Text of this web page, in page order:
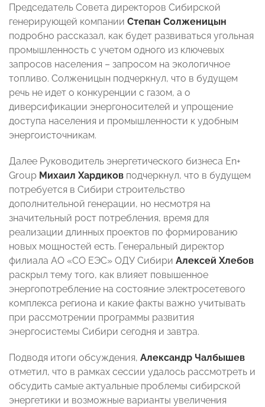
Председатель Совета директоров Сибирской
генерирующей компании Степан Солженицын
подробно рассказал, как будет развиваться угольная
промышленность с учетом одного из ключевых
запросов населения – запросом на экологичное
топливо. Солженицын подчеркнул, что в будущем
речь не идет о конкуренции с газом, а о
диверсификации энергоносителей и упрощение
доступа населения и промышленности к удобным
энергоисточникам.
Далее Руководитель энергетического бизнеса En+
Group Михаил Хардиков подчеркнул, что в будущем
потребуется в Сибири строительство
дополнительной генерации, но несмотря на
значительный рост потребления, время для
реализации длинных проектов по формированию
новых мощностей есть. Генеральный директор
филиала АО «СО ЕЭС» ОДУ Сибири Алексей Хлебов
раскрыл тему того, как влияет повышенное
энергопотребление на состояние электросетевого
комплекса региона и какие факты важно учитывать
при рассмотрении программы развития
энергосистемы Сибири сегодня и завтра.
Подводя итоги обсуждения, Александр Чалбышев
отметил, что в рамках сессии удалось рассмотреть и
обсудить самые актуальные проблемы сибирской
энергетики и возможные варианты увеличения